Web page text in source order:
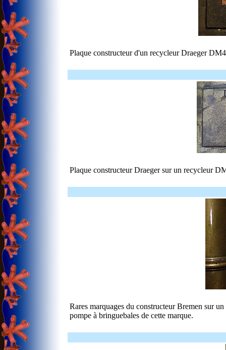
Plaque constructeur d'un recycleur Draeger
Plaque constructeur Draeger sur un recycleur
Rares marquages du constructeur Bremen sur
pompe à bringuebales de cette marque.